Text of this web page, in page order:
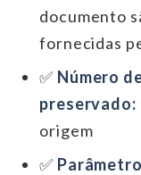
documento
fornecidas
✅ Número
preservado:
origem
✅